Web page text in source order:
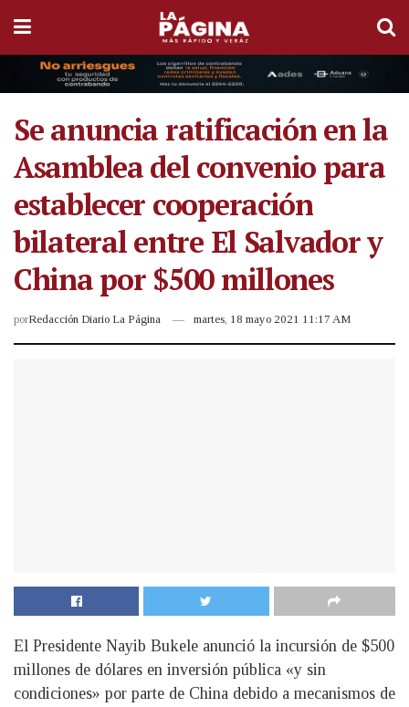
Se anuncia ratificación en la
Asamblea del convenio para
establecer cooperación
bilateral entre El Salvador y
China por $500 millones
porRedacción Diario La Página martes, 18 mayo 2021 11:17 AM
El Presidente Nayib Bukele anunció la incursión de $500
millones de dólares en inversión pública «y sin
condiciones» por parte de China debido a mecanismos de